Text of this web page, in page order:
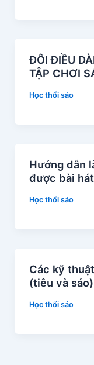
ĐÔI ĐIỀU
TẬP CHƠI
Học thổi sáo
Hướng dẫn
được bài hát
Học thổi sáo
Các kỹ
(tiêu và sáo)
Học thổi sáo